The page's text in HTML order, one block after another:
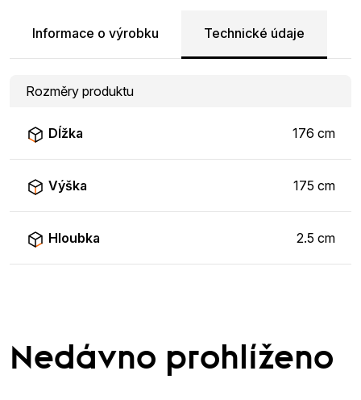
Informace o výrobku Technické údaje
Rozměry produktu
Dĺžka 176 cm
Výška 175 cm
Hloubka 2.5 cm
Nedávno prohlíženo